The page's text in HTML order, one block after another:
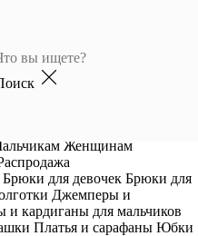
Женщинам
Брюки для девочек Брюки для
Джемперы и
и кардиганы для мальчиков
Платья и сарафаны Юбки